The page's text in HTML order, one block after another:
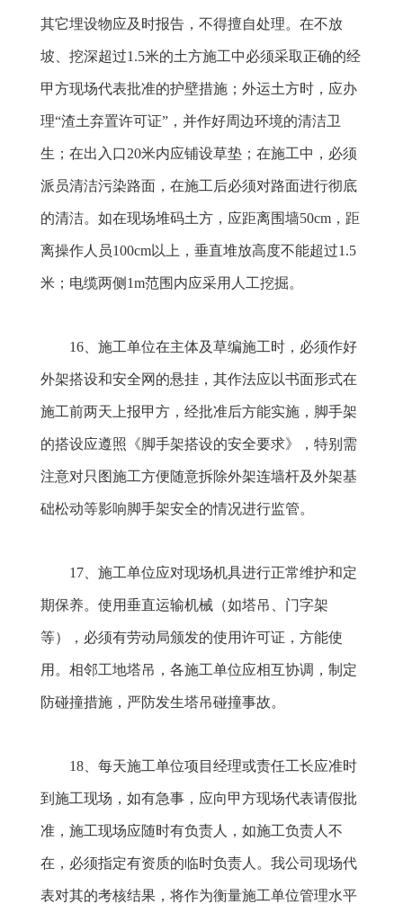
其它埋设物应及时报告，不得擅自处理。在不放
坡、挖深超过1.5米的土方施工中必须采取正确的经
甲方现场代表批准的护壁措施；外运土方时，应办
理“渣土弃置许可证”，并作好周边环境的清洁卫
生；在出入口20米内应铺设草垫；在施工中，必须
派员清洁污染路面，在施工后必须对路面进行彻底
的清洁。如在现场堆码土方，应距离围墙50cm，距
离操作人员100cm以上，垂直堆放高度不能超过1.5
米；电缆两侧1m范围内应采用人工挖掘。
16、施工单位在主体及草编施工时，必须作好
外架搭设和安全网的悬挂，其作法应以书面形式在
施工前两天上报甲方，经批准后方能实施，脚手架
的搭设应遵照《脚手架搭设的安全要求》，特别需
注意对只图施工方便随意拆除外架连墙杆及外架基
础松动等影响脚手架安全的情况进行监管。
17、施工单位应对现场机具进行正常维护和定
期保养。使用垂直运输机械（如塔吊、门字架
等），必须有劳动局颁发的使用许可证，方能使
用。相邻工地塔吊，各施工单位应相互协调，制定
防碰撞措施，严防发生塔吊碰撞事故。
18、每天施工单位项目经理或责任工长应准时
到施工现场，如有急事，应向甲方现场代表请假批
准，施工现场应随时有负责人，如施工负责人不
在，必须指定有资质的临时负责人。我公司现场代
表对其的考核结果，将作为衡量施工单位管理水平